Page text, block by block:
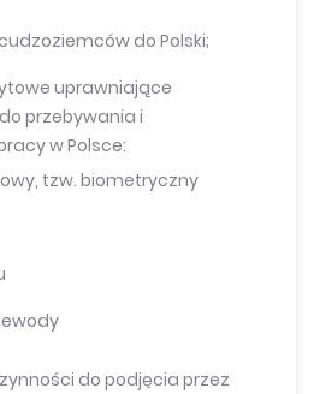
do Polski;
uprawniające
przebywania i
w Polsce:
tzw. biometryczny
do podjęcia przez